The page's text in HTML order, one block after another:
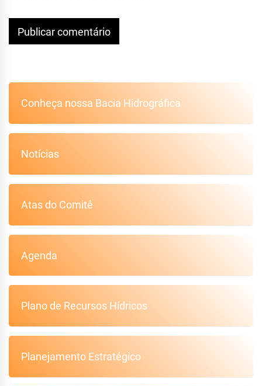
Conheça nossa Bacia Hidrográfica
Notícias
Atas do Comitê
Agenda
Plano de Recursos Hídricos
Planejamento Estratégico